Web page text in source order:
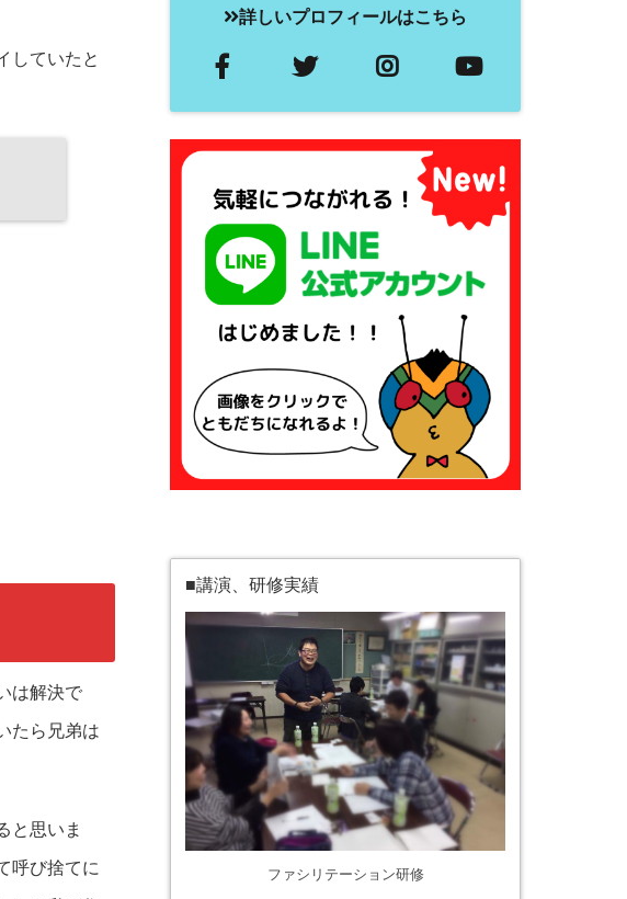
していたと
は解決で
たら兄弟は
と思いま
呼び捨てに
詳しいプロフィールはこちら
■講演、研修実績
ファシリテーション研修